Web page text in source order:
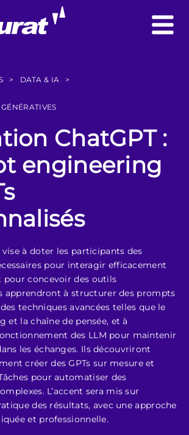
> DATA & IA >
ChatGPT :
engineering
à doter les participants des
pour interagir efficacement
pour concevoir des outils
apprendront à structurer des prompts
techniques avancées telles que le
et la chaîne de pensée, et à
des LLM pour maintenir
les échanges. Ils découvriront
créer des GPTs sur mesure et
pour automatiser des
L’accent sera mis sur
des résultats, avec une approche
et professionnelle.